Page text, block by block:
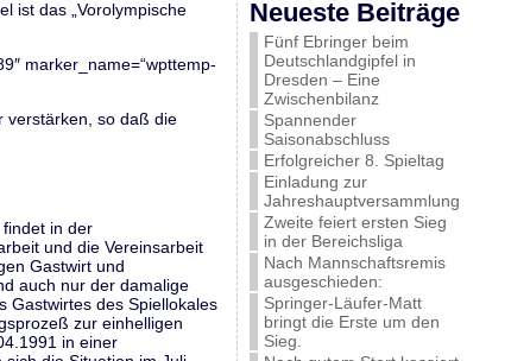
ist das „Vorolympische
marker_name=“wpttemp-
verstärken, so daß die
findet in der
und die Vereinsarbeit
Gastwirt und
auch nur der damalige
Gastwirtes des Spiellokales
zur einhelligen
in einer
Neueste Beiträge
Fünf Ebringer beim
Deutschlandgipfel in
Dresden – Eine
Zwischenbilanz
Spannender
Saisonabschluss
Erfolgreicher 8. Spieltag
Einladung zur
Jahreshauptversammlung
Zweite feiert ersten Sieg
in der Bereichsliga
Nach Mannschaftsremis
ausgeschieden:
Springer-Läufer-Matt
bringt die Erste um den
Sieg.